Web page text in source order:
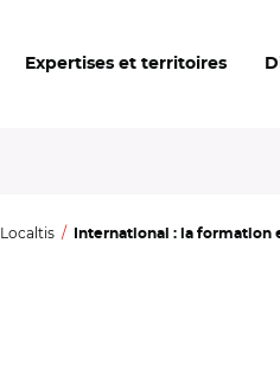
Expertises et territoires
Localtis International : la formation